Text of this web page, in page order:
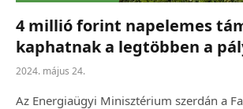
4 millió forint napelemes
kaphatnak a legtöbben a
2024. május 24.
Az Energiaügyi Minisztérium szerdán a